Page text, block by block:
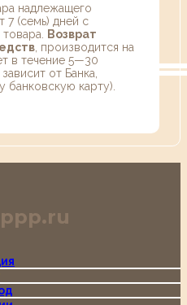
надлежащего
7 (семь) дней с
Возврат
, производится на
в течение 5—30
от Банка,
банковскую карту).